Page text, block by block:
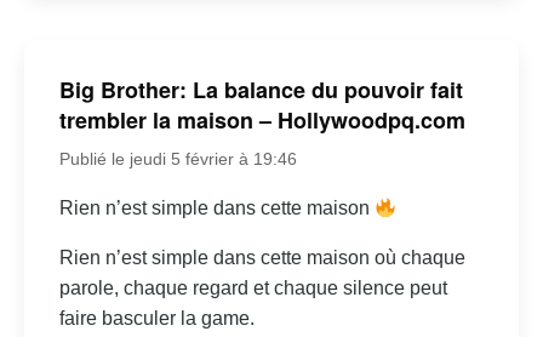
Big Brother: La balance du pouvoir fait
trembler la maison – Hollywoodpq.com
Publié le jeudi 5 février à 19:46
Rien n’est simple dans cette maison
Rien n’est simple dans cette maison où chaque
parole, chaque regard et chaque silence peut
faire basculer la game.